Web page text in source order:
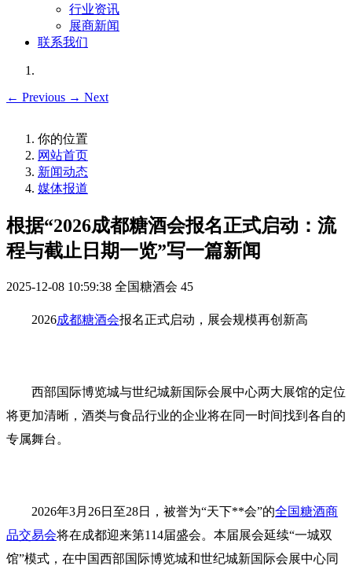
行业资讯
展商新闻
联系我们
← Previous → Next
你的位置
网站首页
新闻动态
媒体报道
根据“2026成都糖酒会报名正式启动：流
程与截止日期一览”写一篇新闻
2025-12-08 10:59:38 全国糖酒会 45
2026成都糖酒会报名正式启动，展会规模再创新高
西部国际博览城与世纪城新国际会展中心两大展馆的定位
将更加清晰，酒类与食品行业的企业将在同一时间找到各自的
专属舞台。
2026年3月26日至28日，被誉为“天下**会”的全国糖酒商
品交易会将在成都迎来第114届盛会。本届展会延续“一城双
馆”模式，在中国西部国际博览城和世纪城新国际会展中心同